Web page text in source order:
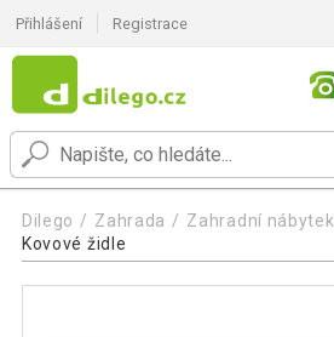
Přihlášení Registrace
Dilego Zahrada Zahradní nábytek
Kovové židle